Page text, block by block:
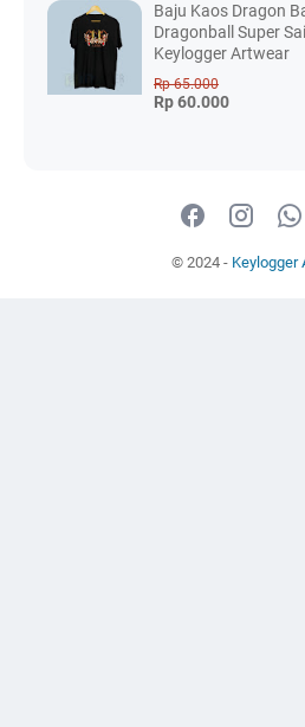
Baju Kaos Dragon
Dragonball Super
Keylogger Artwear
Rp 65.000
Rp 60.000
© 2024 - Keylogger